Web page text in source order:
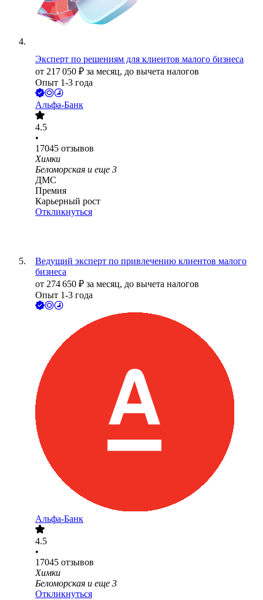
Эксперт по решениям для клиентов малого бизнеса
от 217 050 ₽ за месяц, до вычета налогов
Опыт 1-3 года
Альфа-Банк
4.5
•
17045 отзывов
Химки
Беломорская и еще 3
ДМС
Премия
Карьерный рост
Откликнуться
Ведущий эксперт по привлечению клиентов малого
бизнеса
от 274 650 ₽ за месяц, до вычета налогов
Опыт 1-3 года
Альфа-Банк
4.5
•
17045 отзывов
Химки
Беломорская и еще 3
Откликнуться